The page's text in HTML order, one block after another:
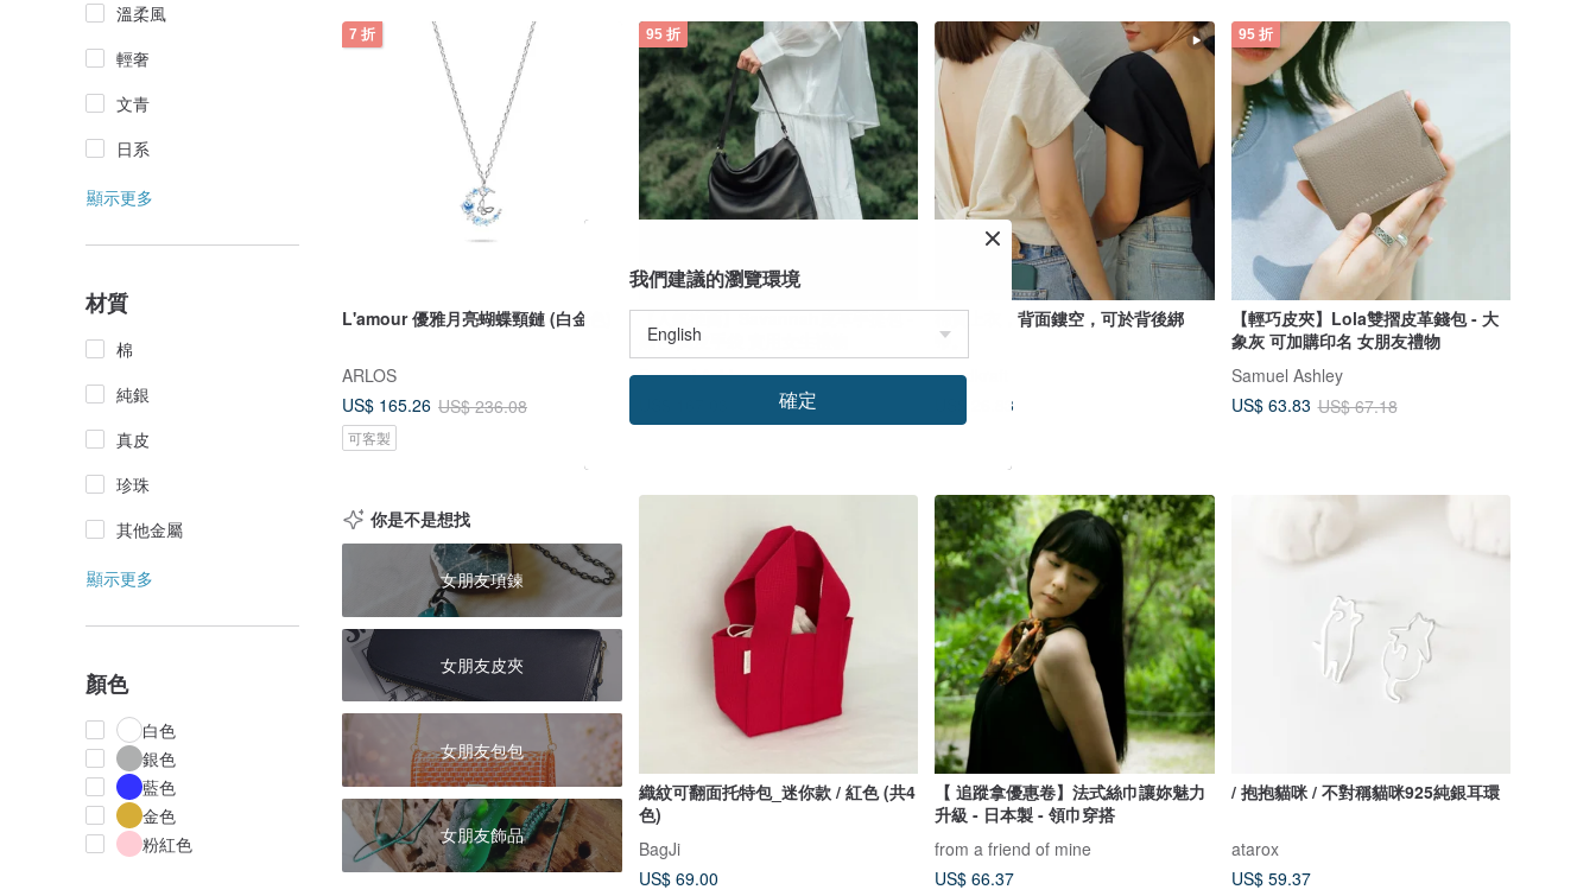
溫柔風
輕奢
文青
日系
顯示更多
材質
棉
純銀
真皮
珍珠
其他金屬
顯示更多
顏色
白色
銀色
藍色
金色
粉紅色
7 折
L'amour 優雅月亮蝴蝶頸鏈 (白金色)
ARLOS
US$ 165.26 US$ 236.08
可客製
95 折
【人氣推薦】Savannah皮革手提包 -
黑色 真皮手袋 實用女生禮物
Samuel Ashley
US$ 175.82
棉質上衣，背面鏤空，可於背後綁
帶。
woodkraft
US$ 26.83
95 折
【輕巧皮夾】Lola雙摺皮革錢包 - 大
象灰 可加購印名 女朋友禮物
Samuel Ashley
US$ 63.83 US$ 67.18
你是不是想找
女朋友項鍊
女朋友皮夾
女朋友包包
女朋友飾品
織紋可翻面托特包_迷你款 / 紅色 (共4
色)
BagJi
US$ 69.00
【 追蹤拿優惠卷】法式絲巾讓妳魅力
升級 - 日本製 - 領巾穿搭
from a friend of mine
US$ 66.37
/ 抱抱貓咪 / 不對稱貓咪925純銀耳環
atarox
US$ 59.37
我們建議的瀏覽環境
確定